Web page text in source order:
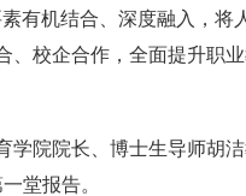
有机结合、深度融入，将
、校企合作，全面提升职
长、博士生导师胡洁
堂报告。